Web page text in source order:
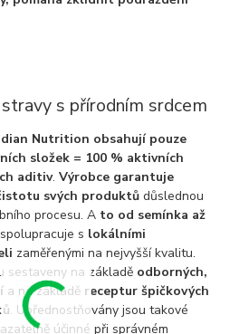
s přírodním srdcem
Nutrition obsahují pouze
složek = 100 % aktivních
aditiv.Výrobce garantuje
svých produktůdůslednou
procesu. A to od semínka až
s lokálními
zaměřenými na nejvyšší kvalitu.
sestaveny na základě odborných,
a na základě receptur špičkových
. Upřednostňovány jsou takové
účinné při správném